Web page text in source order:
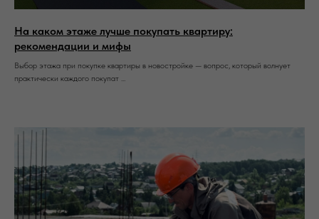
На каком этаже лучше покупать квартиру:
рекомендации и мифы
Выбор этажа при покупке квартиры в новостройке — вопрос, который волнует
практически каждого покупат ...